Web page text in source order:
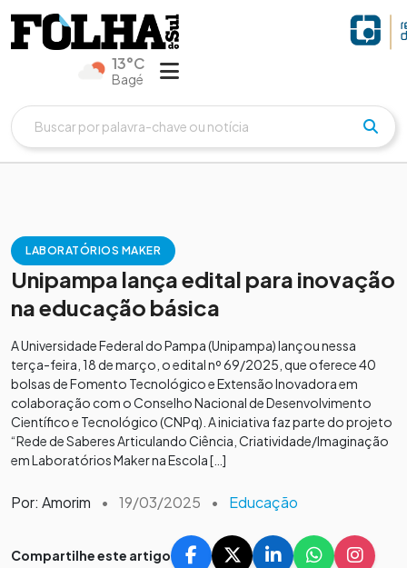
13°C
Bagé
LABORATÓRIOS MAKER
Unipampa lança edital para inovação
na educação básica
A Universidade Federal do Pampa (Unipampa) lançou nessa
terça-feira, 18 de março, o edital nº 69/2025, que oferece 40
bolsas de Fomento Tecnológico e Extensão Inovadora em
colaboração com o Conselho Nacional de Desenvolvimento
Científico e Tecnológico (CNPq). A iniciativa faz parte do projeto
“Rede de Saberes Articulando Ciência, Criatividade/Imaginação
em Laboratórios Maker na Escola […]
Por: Amorim • 19/03/2025 • Educação
Compartilhe este artigo